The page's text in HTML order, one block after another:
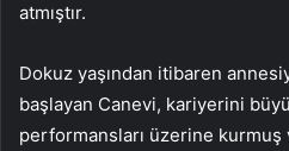
atmıştır.
Dokuz yaşından itibaren
başlayan Canevi, kariyerini
performansları üzerine